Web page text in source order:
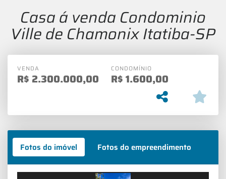
Casa á venda Condominio
Ville de Chamonix Itatiba-SP
VENDA
R$ 2.300.000,00
CONDOMÍNIO
R$1.600,00
Fotos do imóvel Fotos do empreendimento